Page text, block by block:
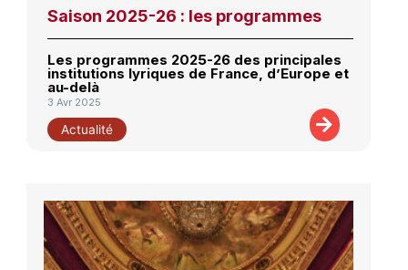
Saison 2025-26 : les programmes
Les programmes 2025-26 des principales
institutions lyriques de France, d’Europe et
au-delà
3 Avr 2025
Actualité